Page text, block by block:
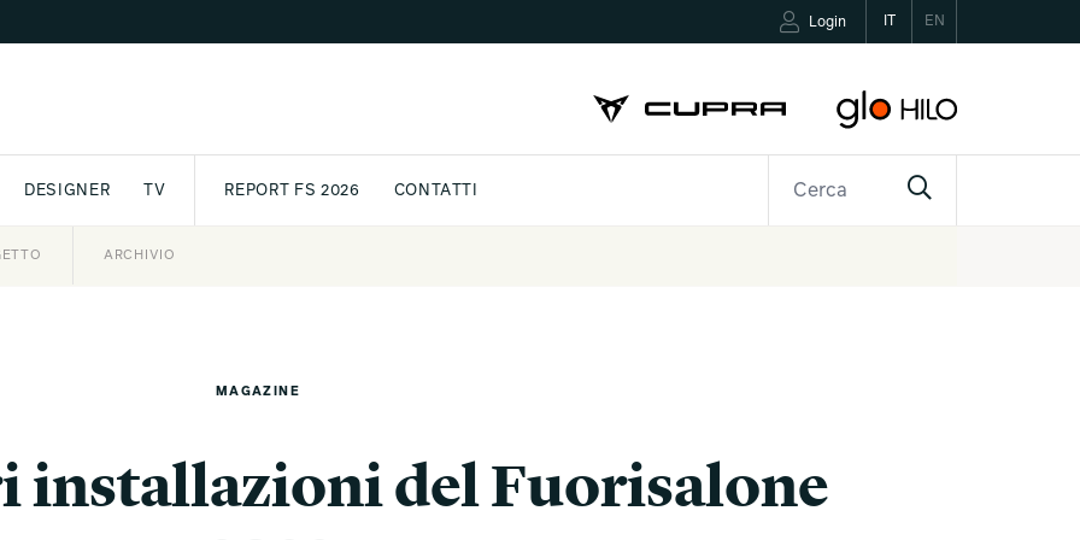
EN
Login
ARCHIVIO
AWARD
DESIGNER TV REPORT FS 2026 CONTATTI
MAGAZINE
installazioni del Fuorisalone